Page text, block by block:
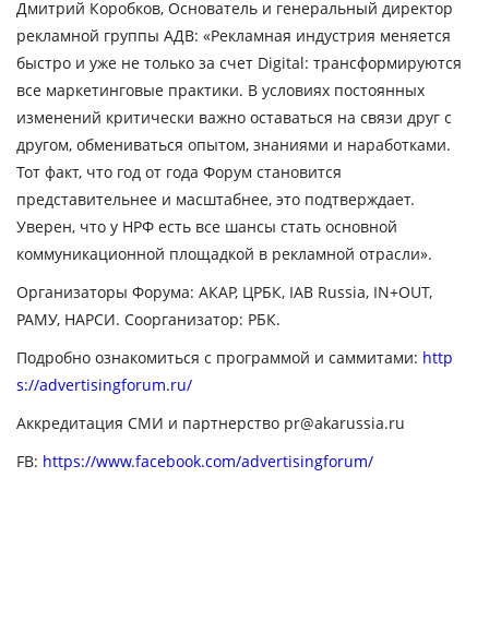
Дмитрий Коробков, Основатель и генеральный директор
рекламной группы АДВ: «Рекламная индустрия меняется
быстро и уже не только за счет Digital: трансформируются
все маркетинговые практики. В условиях постоянных
изменений критически важно оставаться на связи друг с
другом, обмениваться опытом, знаниями и наработками.
Тот факт, что год от года Форум становится
представительнее и масштабнее, это подтверждает.
Уверен, что у НРФ есть все шансы стать основной
коммуникационной площадкой в рекламной отрасли».
Организаторы Форума: АКАР, ЦРБК, IAB Russia, IN+OUT,
РАМУ, НАРСИ. Соорганизатор: РБК.
Подробно ознакомиться с программой и саммитами: http
s://advertisingforum.ru/
Аккредитация СМИ и партнерство pr@akarussia.ru
FB: https://www.facebook.com/advertisingforum/